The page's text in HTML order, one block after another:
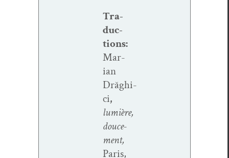
Tra­
duc­
tions:
Mar­
i­an
Drăghi­
ci,
lumière,
douce­
ment,
Paris,